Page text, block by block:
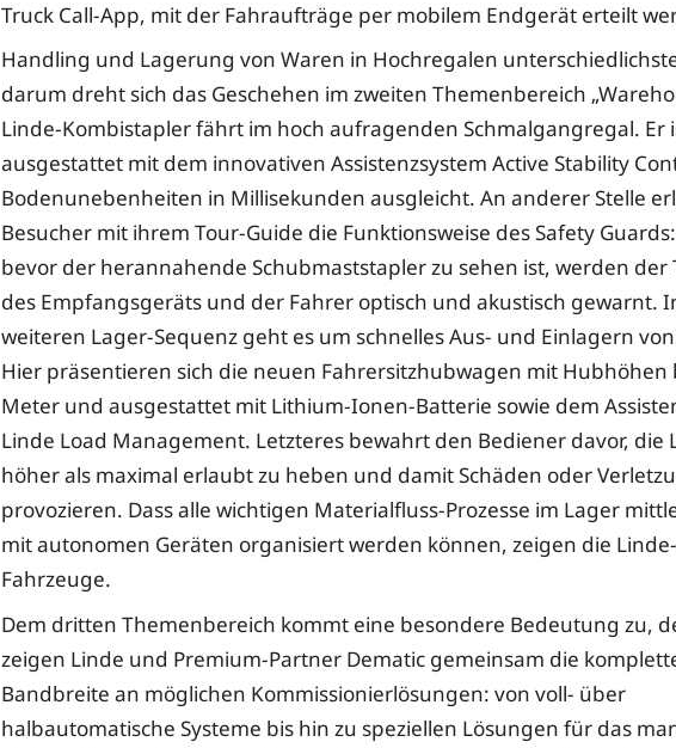
Truck Call-App, mit der Fahraufträge per mobilem Endgerät erteilt
Handling und Lagerung von Waren in Hochregalen
darum dreht sich das Geschehen im zweiten Themenbereich
Linde-Kombistapler fährt im hoch aufragenden Schmalgangregal. Er
ausgestattet mit dem innovativen Assistenzsystem Active Stability
Bodenunebenheiten in Millisekunden ausgleicht. An anderer Stelle
Besucher mit ihrem Tour-Guide die Funktionsweise des Safety
bevor der herannahende Schubmaststapler zu sehen ist, werden der
des Empfangsgeräts und der Fahrer optisch und akustisch gewarnt.
weiteren Lager-Sequenz geht es um schnelles Aus- und Einlagern
Hier präsentieren sich die neuen Fahrersitzhubwagen mit Hubhöhen
Meter und ausgestattet mit Lithium-Ionen-Batterie sowie dem
Linde Load Management. Letzteres bewahrt den Bediener davor, die
höher als maximal erlaubt zu heben und damit Schäden oder
provozieren. Dass alle wichtigen Materialfluss-Prozesse im Lager
mit autonomen Geräten organisiert werden können, zeigen die
Fahrzeuge.
Dem dritten Themenbereich kommt eine besondere Bedeutung zu,
zeigen Linde und Premium-Partner Dematic gemeinsam die
Bandbreite an möglichen Kommissionierlösungen: von voll- über
halbautomatische Systeme bis hin zu speziellen Lösungen für das